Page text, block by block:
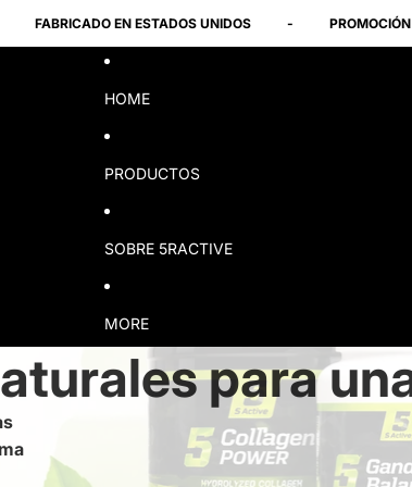
EN ESTADOS UNIDOS - PROMOCIÓN -
HOME
PRODUCTOS
SOBRE 5RACTIVE
MORE
para